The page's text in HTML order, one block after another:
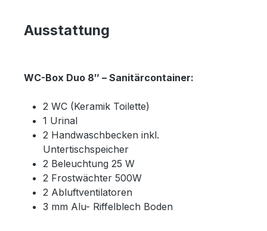
Ausstattung
WC-Box Duo 8″ – Sanitärcontainer:
2 WC (Keramik Toilette)
1 Urinal
2 Handwaschbecken inkl.
Untertischspeicher
2 Beleuchtung 25 W
2 Frostwächter 500W
2 Abluftventilatoren
3 mm Alu- Riffelblech Boden